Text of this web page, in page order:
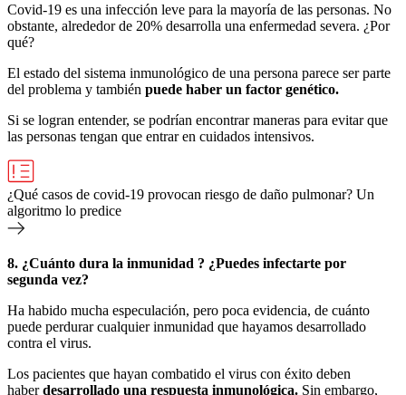
Covid-19 es una infección leve para la mayoría de las personas. No
obstante, alrededor de 20% desarrolla una enfermedad severa. ¿Por
qué?
El estado del sistema inmunológico de una persona parece ser parte
del problema y también puede haber un factor genético.
Si se logran entender, se podrían encontrar maneras para evitar que
las personas tengan que entrar en cuidados intensivos.
¿Qué casos de covid-19 provocan riesgo de daño pulmonar? Un
algoritmo lo predice
8. ¿Cuánto dura la inmunidad ? ¿Puedes infectarte por
segunda vez?
Ha habido mucha especulación, pero poca evidencia, de cuánto
puede perdurar cualquier inmunidad que hayamos desarrollado
contra el virus.
Los pacientes que hayan combatido el virus con éxito deben
haber desarrollado una respuesta inmunológica. Sin embargo,